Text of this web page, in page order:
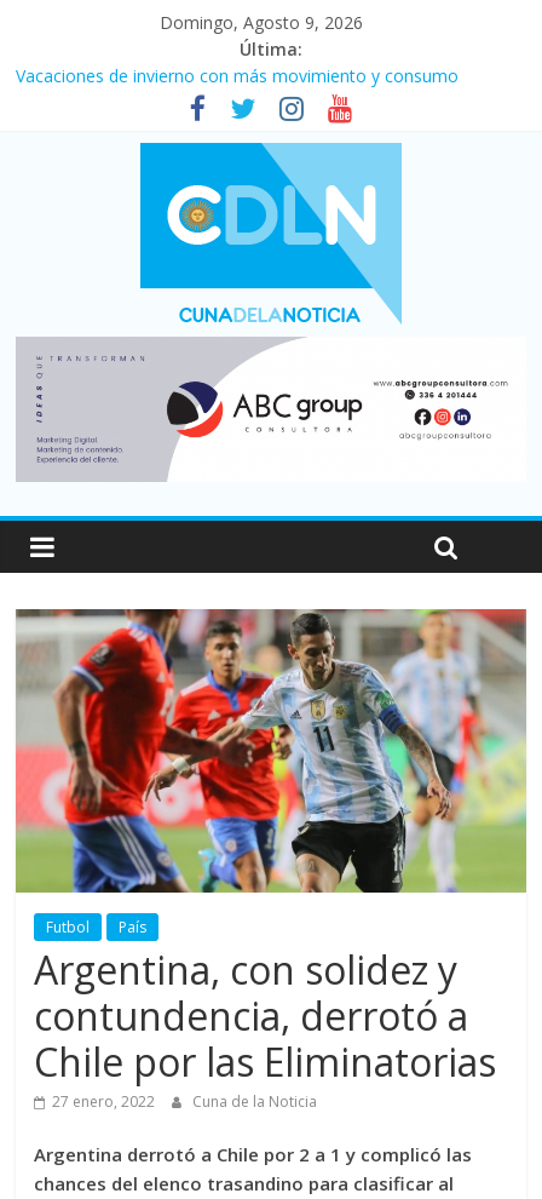
Domingo, Agosto 9, 2026
Última:
Vacaciones de invierno con más movimiento y consumo
turístico: 4,6 millones de personas viajaron por el país, un 5,9%
Fuerte caída de la venta de autos usados en julio: bajó un 12,6%
Central venció 1 a 0 al River de Coudet en el Monumental
La morosidad alcanzó su nivel más alto en dos décadas y ya
Desde que asumió Milei cerraron 41.000 kioscos: el sector
denuncia crisis como en 2001
Futbol País
Argentina, con solidez y
contundencia, derrotó a
Chile por las Eliminatorias
27 enero, 2022 Cuna de la Noticia
Argentina derrotó a Chile por 2 a 1 y complicó las
chances del elenco trasandino para clasificar al